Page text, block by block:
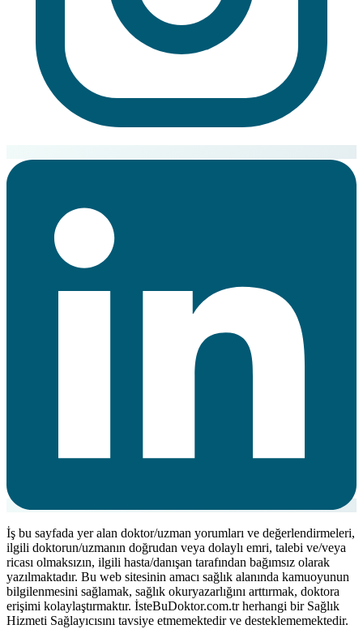
İş bu sayfada yer alan doktor/uzman yorumları ve değerlendirmeleri,
ilgili doktorun/uzmanın doğrudan veya dolaylı emri, talebi ve/veya
ricası olmaksızın, ilgili hasta/danışan tarafından bağımsız olarak
yazılmaktadır. Bu web sitesinin amacı sağlık alanında kamuoyunun
bilgilenmesini sağlamak, sağlık okuryazarlığını arttırmak, doktora
erişimi kolaylaştırmaktır. İsteBuDoktor.com.tr herhangi bir Sağlık
Hizmeti Sağlayıcısını tavsiye etmemektedir ve desteklememektedir.